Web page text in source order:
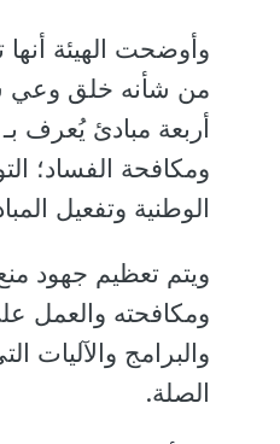
وأوضحت الهيئة
من شأنه خلق وعي
أربعة مبادئ يُعرف
ومكافحة الفساد؛
الوطنية وتفعيل
ويتم تعظيم جهود
ومكافحته والعمل
والبرامج
الصلة.